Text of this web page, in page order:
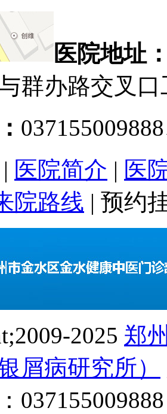
医院地址
与群办路交叉
| 医院简介 | 医
院路线 | 预约
2025 郑
屑病研究所）